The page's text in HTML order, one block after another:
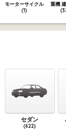
モーターサイクル
(1)
重機
セダン
(622)